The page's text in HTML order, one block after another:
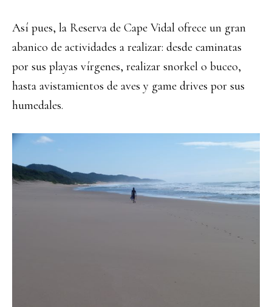
Así pues, la Reserva de Cape Vidal ofrece un gran
abanico de actividades a realizar: desde caminatas
por sus playas vírgenes, realizar snorkel o buceo,
hasta avistamientos de aves y game drives por sus
humedales.